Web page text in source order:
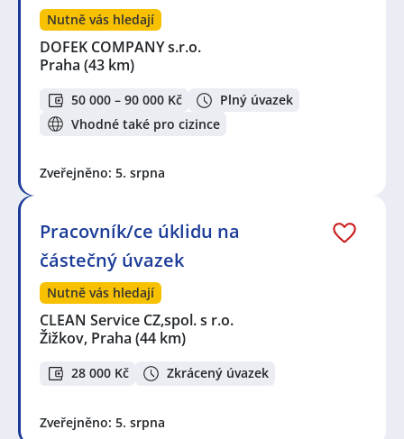
Nutně vás hledají
DOFEK COMPANY s.r.o.
Praha (43 km)
50 000 – 90 000 Kč
Plný úvazek
Vhodné také pro cizince
Zveřejněno: 5. srpna
Pracovník/ce úklidu na
částečný úvazek
Nutně vás hledají
CLEAN Service CZ,spol. s r.o.
Žižkov, Praha (44 km)
28 000 Kč Zkrácený úvazek
Zveřejněno: 5. srpna